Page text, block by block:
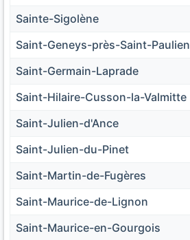
Sainte-Sigolène
Saint-Geneys-près-Saint-Paulien
Saint-Germain-Laprade
Saint-Hilaire-Cusson-la-Valmitte
Saint-Julien-d'Ance
Saint-Julien-du-Pinet
Saint-Martin-de-Fugères
Saint-Maurice-de-Lignon
Saint-Maurice-en-Gourgois